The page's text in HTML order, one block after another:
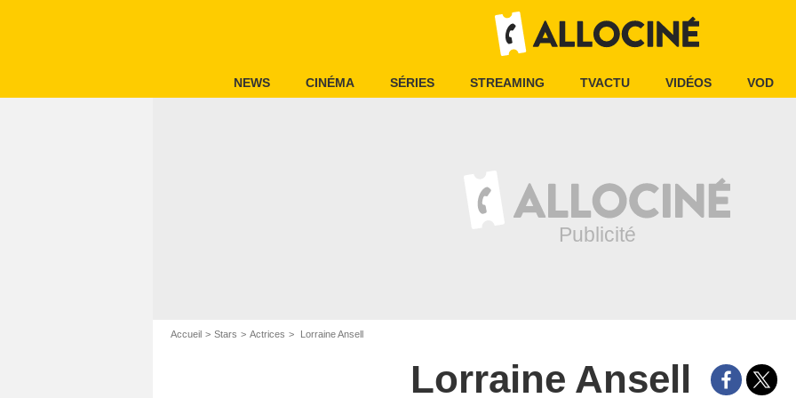
NEWS CINÉMA SÉRIES STREAMING TVACTU VIDÉOS VOD
Accueil Stars Actrices Lorraine Ansell
Lorraine Ansell